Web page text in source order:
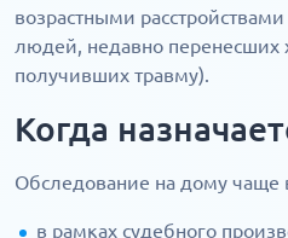
возрастными
людей, недавно перенесших
получивших травму).
Когда
Обследование на дому чаще
в рамках судебного